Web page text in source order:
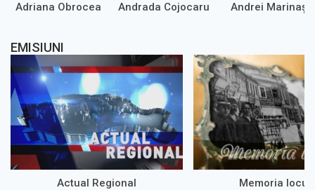
Adriana Obrocea Andrada Cojocaru Andrei Marinaș
EMISIUNI
Actual Regional Memoria